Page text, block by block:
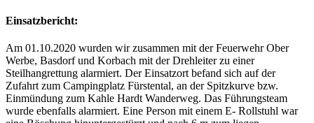
Einsatzbericht:
Am 01.10.2020 wurden wir zusammen mit der Feuerwehr Ober
Werbe, Basdorf und Korbach mit der Drehleiter zu einer
Steilhangrettung alarmiert. Der Einsatzort befand sich auf der
Zufahrt zum Campingplatz Fürstental, an der Spitzkurve bzw.
Einmündung zum Kahle Hardt Wanderweg. Das Führungsteam
wurde ebenfalls alarmiert. Eine Person mit einem E- Rollstuhl war